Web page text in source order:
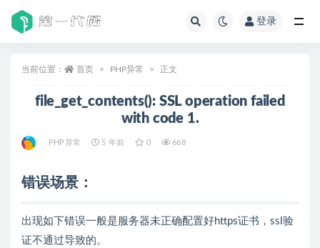
登录
当前位置： 首页 PHP异常 正文
file_get_contents(): SSL operation failed
with code 1.
PHP异常 5 年前 0 668
错误场景：
出现如下错误一般是服务器未正确配置好https证书，ssl验
证不通过导致的。